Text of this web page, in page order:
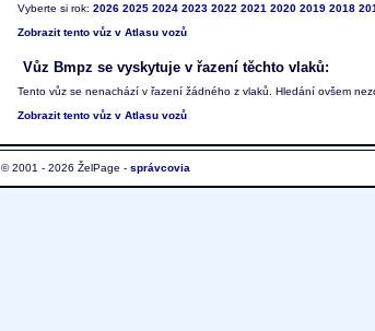
Vyberte si rok: 2026 2025 2024 2023 2022 2021 2020 2019 2018
Zobrazit tento vůz v Atlasu vozů
Vůz Bmpz se vyskytuje v řazení těchto vlaků:
Tento vůz se nenachází v řazení žádného z vlaků. Hledání ovšem
Zobrazit tento vůz v Atlasu vozů
© 2001 - 2026 ŽelPage - správcovia